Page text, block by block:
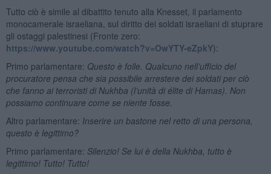
Tutto ciò è simile al dibattito tenuto alla Knesset, il parlamento
monocamerale israeliana, sul diritto dei soldati israeliani di stuprare
gli ostaggi palestinesi (Fronte zero:
https://www.youtube.com/watch?v=OwYTY-eZpkY):
Primo parlamentare: Questo è folle. Qualcuno nell’ufficio del
procuratore pensa che sia possibile arrestere dei soldati per ciò
che fanno ai terroristi di Nukhba (l’unità di élite di Hamas). Non
possiamo continuare come se niente fosse.
Altro parlamentare: Inserire un bastone nel retto di una persona,
questo è legittimo?
Primo parlamentare: Silenzio! Se lui è della Nukhba, tutto è
legittimo! Tutto! Tutto!